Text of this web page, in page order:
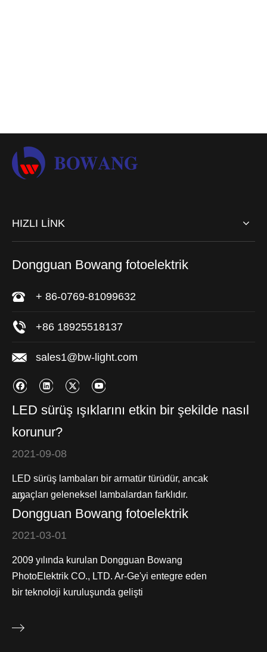
HIZLI LİNK
Dongguan Bowang fotoelektrik
+ 86-0769-81099632
+86 18925518137
sales1@bw-light.com
LED sürüş ışıklarını etkin bir şekilde nasıl
korunur?
2021-09-08
LED sürüş lambaları bir armatür türüdür, ancak
amaçları geleneksel lambalardan farklıdır.
Dongguan Bowang fotoelektrik
2021-03-01
2009 yılında kurulan Dongguan Bowang
PhotoElektrik CO., LTD. Ar-Ge'yi entegre eden
bir teknoloji kuruluşunda gelişti